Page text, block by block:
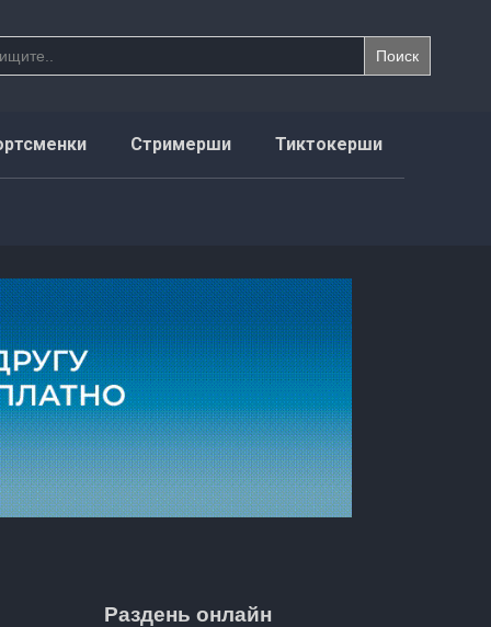
Стримерши Тиктокерши
Раздень онлайн